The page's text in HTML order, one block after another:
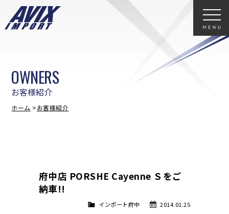
お客様紹介
OWNERS
ホーム お客様紹介
府中店 PORSHE Cayenne Ｓをご
納車!!
2014.01.25
インポート府中